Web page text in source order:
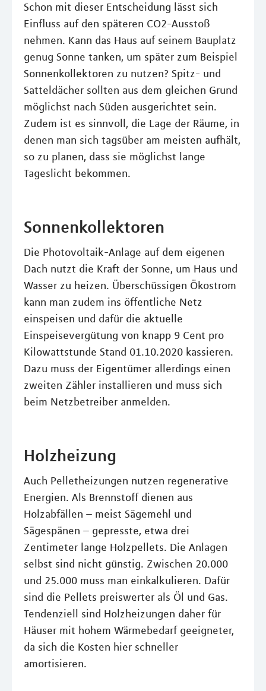
Schon mit dieser Entscheidung lässt sich
Einfluss auf den späteren CO2-Ausstoß
nehmen. Kann das Haus auf seinem Bauplatz
genug Sonne tanken, um später zum Beispiel
Sonnenkollektoren zu nutzen? Spitz- und
Satteldächer sollten aus dem gleichen Grund
möglichst nach Süden ausgerichtet sein.
Zudem ist es sinnvoll, die Lage der Räume, in
denen man sich tagsüber am meisten aufhält,
so zu planen, dass sie möglichst lange
Tageslicht bekommen.
Sonnenkollektoren
Die Photovoltaik-Anlage auf dem eigenen
Dach nutzt die Kraft der Sonne, um Haus und
Wasser zu heizen. Überschüssigen Ökostrom
kann man zudem ins öffentliche Netz
einspeisen und dafür die aktuelle
Einspeisevergütung von knapp 9 Cent pro
Kilowattstunde Stand 01.10.2020 kassieren.
Dazu muss der Eigentümer allerdings einen
zweiten Zähler installieren und muss sich
beim Netzbetreiber anmelden.
Holzheizung
Auch Pelletheizungen nutzen regenerative
Energien. Als Brennstoff dienen aus
Holzabfällen – meist Sägemehl und
Sägespänen – gepresste, etwa drei
Zentimeter lange Holzpellets. Die Anlagen
selbst sind nicht günstig. Zwischen 20.000
und 25.000 muss man einkalkulieren. Dafür
sind die Pellets preiswerter als Öl und Gas.
Tendenziell sind Holzheizungen daher für
Häuser mit hohem Wärmebedarf geeigneter,
da sich die Kosten hier schneller
amortisieren.